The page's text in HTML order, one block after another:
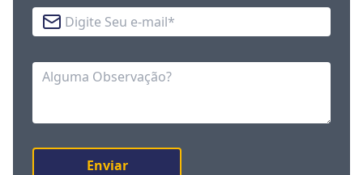
E-mail
Observação
Enviar